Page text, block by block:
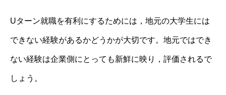
Uターン就職を有利にするためには，地元の大学生には
できない経験があるかどうかが大切です。地元ではでき
ない経験は企業側にとっても新鮮に映り，評価されるで
しょう。